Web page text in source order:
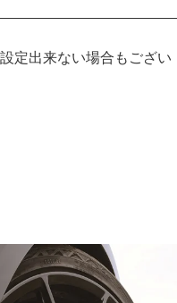
定出来ない場合もござい